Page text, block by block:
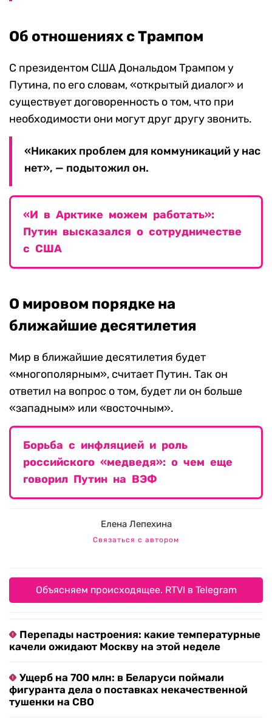
Об отношениях с Трампом
С президентом США Дональдом Трампом у
Путина, по его словам, «открытый диалог» и
существует договоренность о том, что при
необходимости они могут друг другу звонить.
«Никаких проблем для коммуникаций у нас
нет», — подытожил он.
«И в Арктике можем работать»:
Путин высказался о сотрудничестве
с США
О мировом порядке на
ближайшие десятилетия
Мир в ближайшие десятилетия будет
«многополярным», считает Путин. Так он
ответил на вопрос о том, будет ли он больше
«западным» или «восточным».
Борьба с инфляцией и роль
российского «медведя»: о чем еще
говорил Путин на ВЭФ
Елена Лепехина
Связаться с автором
Объясняем происходящее. RTVI в Telegram
Перепады настроения: какие температурные
качели ожидают Москву на этой неделе
Ущерб на 700 млн: в Беларуси поймали
фигуранта дела о поставках некачественной
тушенки на СВО